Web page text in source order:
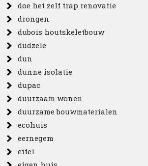
doe het zelf trap renovatie
drongen
dubois houtskeletbouw
dudzele
dun
dunne isolatie
dupac
duurzaam wonen
duurzame bouwmaterialen
ecohuis
eernegem
eifel